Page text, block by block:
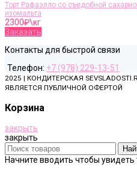
Торт Рафаэлло со съедобной
изомальта
2300₽\кг
Заказать
Контакты для быстрой связи
Телефон: +7 (978) 229-13-51
2025 | КОНДИТЕРСКАЯ
ЯВЛЯЕТСЯ ПУБЛИЧНОЙ ОФЕРТОЙ
Корзина
закрыть
закрыть
Начните вводить чтобы